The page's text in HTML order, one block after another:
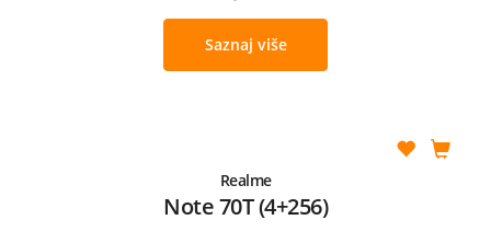
Saznaj više
Realme
Note 70T (4+256)